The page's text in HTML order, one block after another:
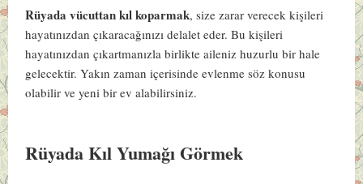
Rüyada vücuttan kıl koparmak, size zarar verecek kişileri
hayatınızdan çıkaracağınızı delalet eder. Bu kişileri
hayatınızdan çıkartmanızla birlikte aileniz huzurlu bir hale
gelecektir. Yakın zaman içerisinde evlenme söz konusu
olabilir ve yeni bir ev alabilirsiniz.
Rüyada Kıl Yumağı Görmek